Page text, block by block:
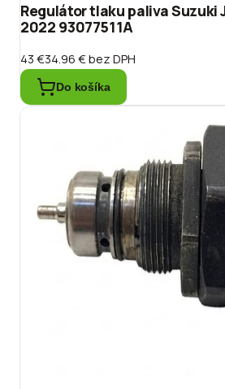
Regulátor tlaku paliva Suzuki
2022 93077511A
43 €34.96 €bez DPH
Do košíka